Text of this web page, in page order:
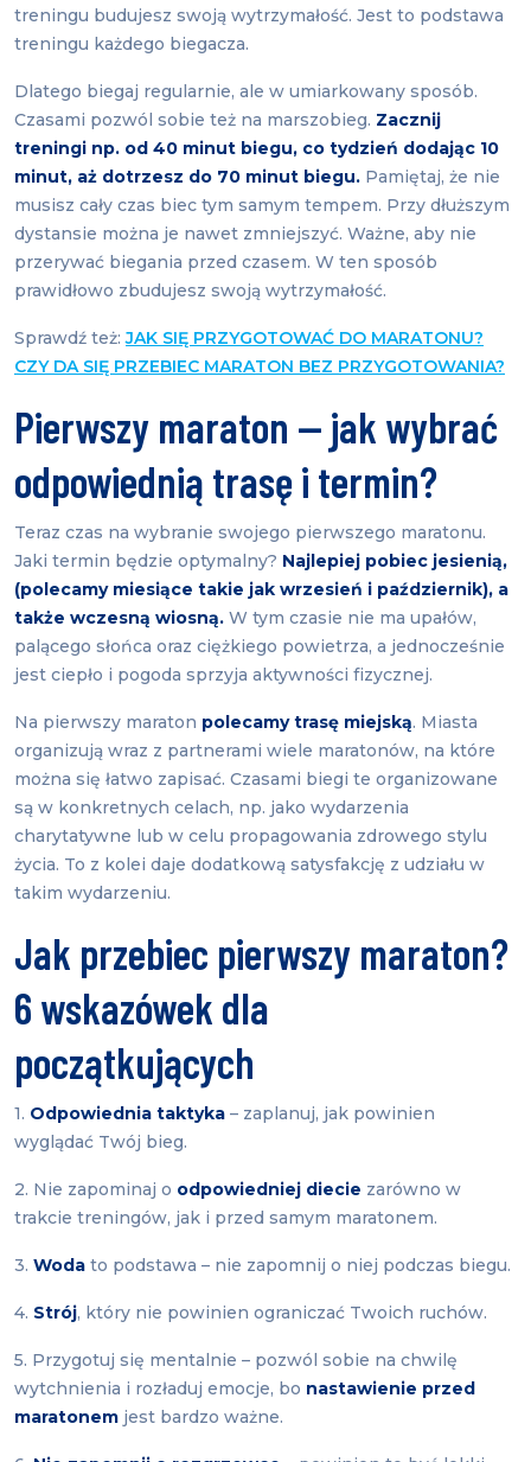
treningu budujesz swoją wytrzymałość. Jest to podstawa
treningu każdego biegacza.
Dlatego biegaj regularnie, ale w umiarkowany sposób.
Czasami pozwól sobie też na marszobieg. Zacznij
treningi np. od 40 minut biegu, co tydzień dodając 10
minut, aż dotrzesz do 70 minut biegu. Pamiętaj, że nie
musisz cały czas biec tym samym tempem. Przy dłuższym
dystansie można je nawet zmniejszyć. Ważne, aby nie
przerywać biegania przed czasem. W ten sposób
prawidłowo zbudujesz swoją wytrzymałość.
Sprawdź też:JAK SIĘ PRZYGOTOWAĆ DO MARATONU?
CZY DA SIĘ PRZEBIEC MARATON BEZ PRZYGOTOWANIA?
Pierwszy maraton — jak wybrać
odpowiednią trasę i termin?
Teraz czas na wybranie swojego pierwszego maratonu.
Jaki termin będzie optymalny? Najlepiej pobiec jesienią,
(polecamy miesiące takie jak wrzesień i październik), a
także wczesną wiosną. W tym czasie nie ma upałów,
palącego słońca oraz ciężkiego powietrza, a jednocześnie
jest ciepło i pogoda sprzyja aktywności fizycznej.
Na pierwszy maraton polecamy trasę miejską. Miasta
organizują wraz z partnerami wiele maratonów, na które
można się łatwo zapisać. Czasami biegi te organizowane
są w konkretnych celach, np. jako wydarzenia
charytatywne lub w celu propagowania zdrowego stylu
życia. To z kolei daje dodatkową satysfakcję z udziału w
takim wydarzeniu.
Jak przebiec pierwszy maraton?
6 wskazówek dla
początkujących
1. Odpowiednia taktyka – zaplanuj, jak powinien
wyglądać Twój bieg.
2. Nie zapominaj o odpowiedniej diecie zarówno w
trakcie treningów, jak i przed samym maratonem.
3. Woda to podstawa – nie zapomnij o niej podczas biegu.
4. Strój, który nie powinien ograniczać Twoich ruchów.
5. Przygotuj się mentalnie – pozwól sobie na chwilę
wytchnienia i rozładuj emocje, bo nastawienie przed
maratonem jest bardzo ważne.